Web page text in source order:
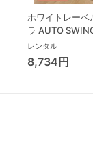
ケ
ホワイトレーベ
ラ AUTO
Long スリープ
コンビ(Combi)
チェア・ベビー
レンタル
8,734円